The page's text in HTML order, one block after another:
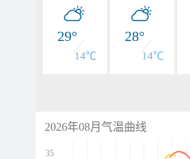
29°
14℃
28°
14℃
2026年08月气温曲线
35